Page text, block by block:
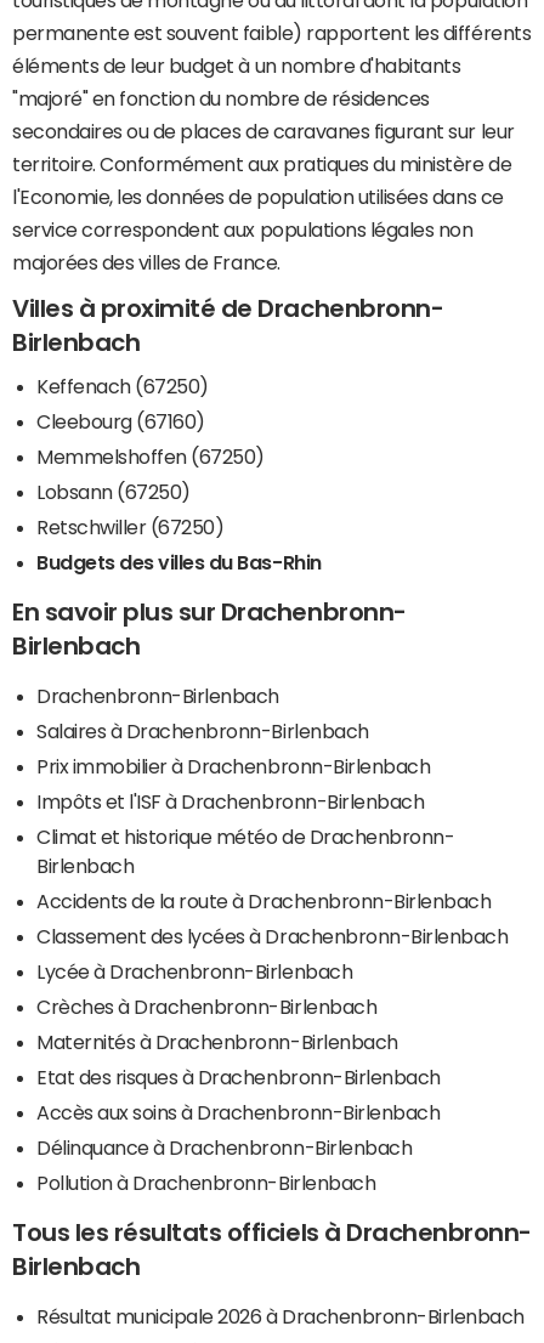
permanente est souvent faible) rapportent les différents
éléments de leur budget à un nombre d'habitants
"majoré" en fonction du nombre de résidences
secondaires ou de places de caravanes figurant sur leur
territoire. Conformément aux pratiques du ministère de
l'Economie, les données de population utilisées dans ce
service correspondent aux populations légales non
majorées des villes de France.
Villes à proximité de Drachenbronn-
Birlenbach
Keffenach (67250)
Cleebourg (67160)
Memmelshoffen (67250)
Lobsann (67250)
Retschwiller (67250)
Budgets des villes du Bas-Rhin
En savoir plus sur Drachenbronn-
Birlenbach
Drachenbronn-Birlenbach
Salaires à Drachenbronn-Birlenbach
Prix immobilier à Drachenbronn-Birlenbach
Impôts et l'ISF à Drachenbronn-Birlenbach
Climat et historique météo de Drachenbronn-
Birlenbach
Accidents de la route à Drachenbronn-Birlenbach
Classement des lycées à Drachenbronn-Birlenbach
Lycée à Drachenbronn-Birlenbach
Crèches à Drachenbronn-Birlenbach
Maternités à Drachenbronn-Birlenbach
Etat des risques à Drachenbronn-Birlenbach
Accès aux soins à Drachenbronn-Birlenbach
Délinquance à Drachenbronn-Birlenbach
Pollution à Drachenbronn-Birlenbach
Tous les résultats officiels à Drachenbronn-
Birlenbach
Résultat municipale 2026 à Drachenbronn-Birlenbach